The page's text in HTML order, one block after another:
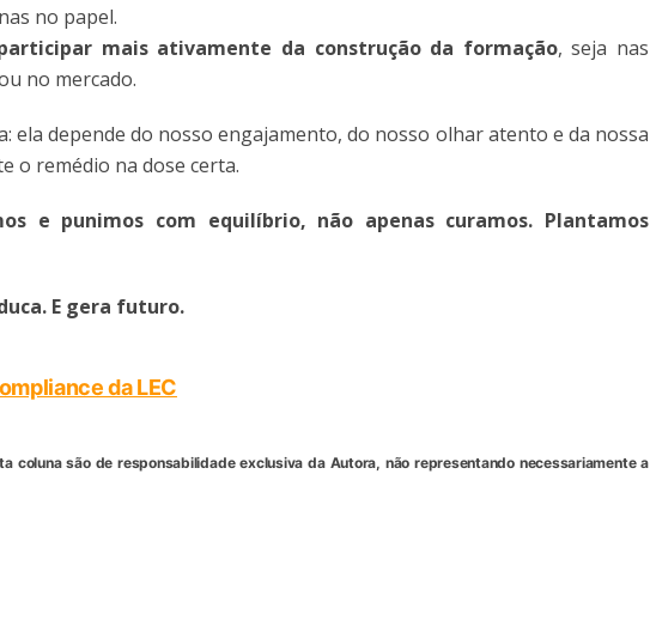
no papel.
mais ativamente da construção da formação, seja nas
no mercado.
ela depende do nosso engajamento, do nosso olhar atento e da nossa
o remédio na dose certa.
e punimos com equilíbrio, não apenas curamos. Plantamos
E gera futuro.
da LEC
coluna são de responsabilidade exclusiva da Autora, não representando necessariamente a